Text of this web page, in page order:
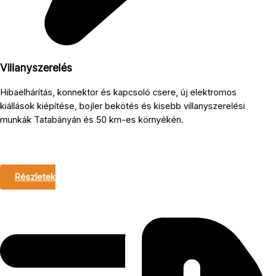
Villanyszerelés
Hibaelhárítás, konnektor és kapcsoló csere, új elektromos
kiállások kiépítése, bojler bekötés és kisebb villanyszerelési
munkák Tatabányán és 50 km-es környékén.
Részletek